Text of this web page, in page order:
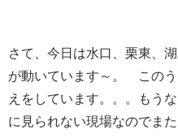
さて、今日は水口、栗東、
が動いています～。 この
えをしています。。。もう
に見られない現場なのでまた